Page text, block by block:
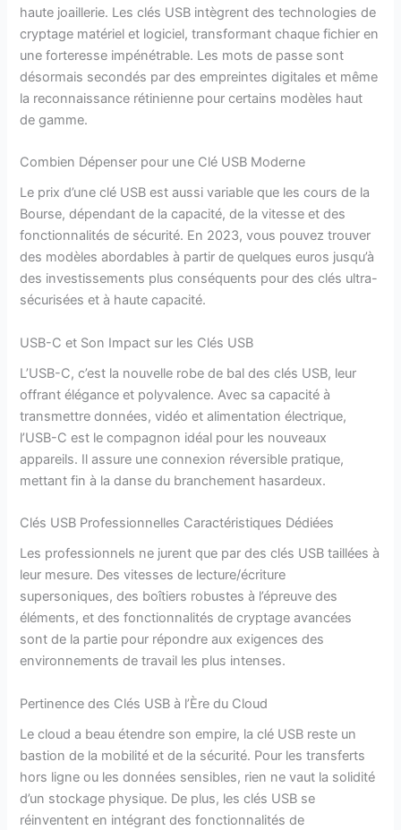
haute joaillerie. Les clés USB intègrent des technologies de
cryptage matériel et logiciel, transformant chaque fichier en
une forteresse impénétrable. Les mots de passe sont
désormais secondés par des empreintes digitales et même
la reconnaissance rétinienne pour certains modèles haut
de gamme.
Combien Dépenser pour une Clé USB Moderne
Le prix d’une clé USB est aussi variable que les cours de la
Bourse, dépendant de la capacité, de la vitesse et des
fonctionnalités de sécurité. En 2023, vous pouvez trouver
des modèles abordables à partir de quelques euros jusqu’à
des investissements plus conséquents pour des clés ultra-
sécurisées et à haute capacité.
USB-C et Son Impact sur les Clés USB
L’USB-C, c’est la nouvelle robe de bal des clés USB, leur
offrant élégance et polyvalence. Avec sa capacité à
transmettre données, vidéo et alimentation électrique,
l’USB-C est le compagnon idéal pour les nouveaux
appareils. Il assure une connexion réversible pratique,
mettant fin à la danse du branchement hasardeux.
Clés USB Professionnelles Caractéristiques Dédiées
Les professionnels ne jurent que par des clés USB taillées à
leur mesure. Des vitesses de lecture/écriture
supersoniques, des boîtiers robustes à l’épreuve des
éléments, et des fonctionnalités de cryptage avancées
sont de la partie pour répondre aux exigences des
environnements de travail les plus intenses.
Pertinence des Clés USB à l’Ère du Cloud
Le cloud a beau étendre son empire, la clé USB reste un
bastion de la mobilité et de la sécurité. Pour les transferts
hors ligne ou les données sensibles, rien ne vaut la solidité
d’un stockage physique. De plus, les clés USB se
réinventent en intégrant des fonctionnalités de